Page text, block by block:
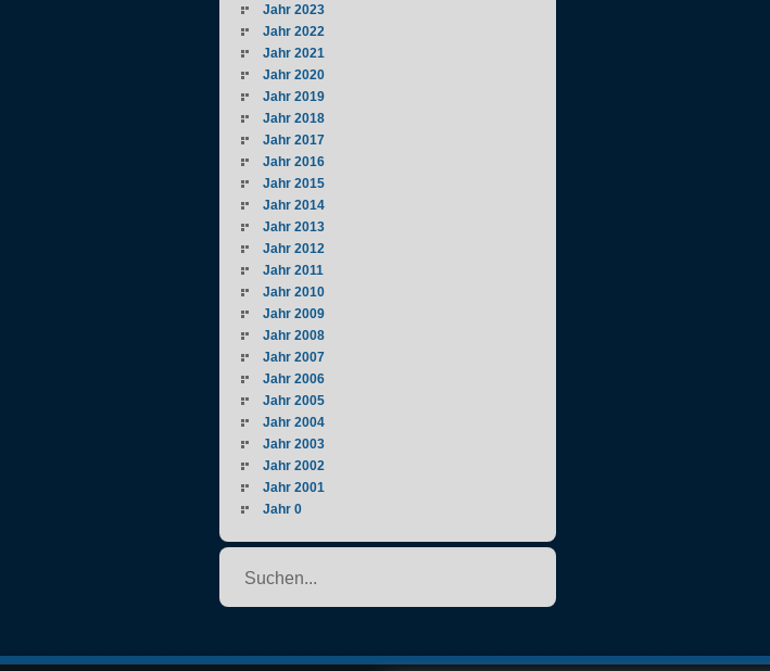
Jahr 2023
Jahr 2022
Jahr 2021
Jahr 2020
Jahr 2019
Jahr 2018
Jahr 2017
Jahr 2016
Jahr 2015
Jahr 2014
Jahr 2013
Jahr 2012
Jahr 2011
Jahr 2010
Jahr 2009
Jahr 2008
Jahr 2007
Jahr 2006
Jahr 2005
Jahr 2004
Jahr 2003
Jahr 2002
Jahr 2001
Jahr 0